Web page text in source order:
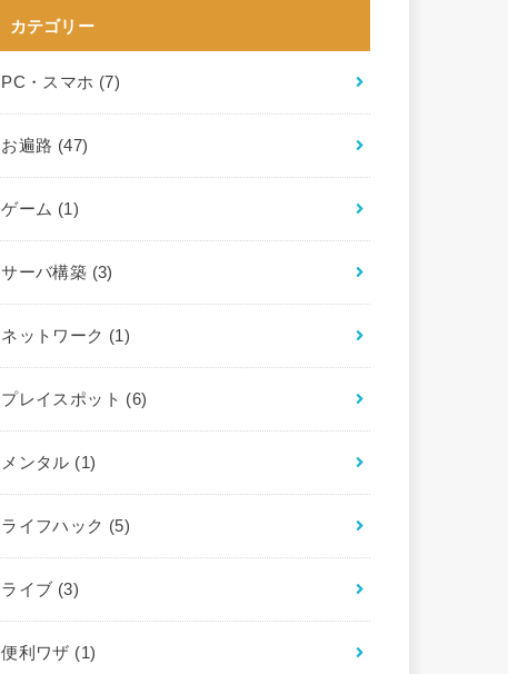
カテゴリー
PC・スマホ (7)
お遍路 (47)
ゲーム (1)
サーバ構築 (3)
ネットワーク (1)
プレイスポット (6)
メンタル (1)
ライフハック (5)
ライブ (3)
便利ワザ (1)